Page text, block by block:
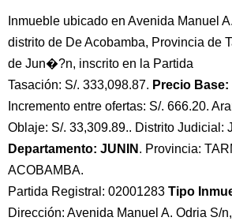
Inmueble ubicado en Avenida Manuel
distrito de De Acobamba, Provincia de
de Jun�?n, inscrito en la Partida
Tasación: S/. 333,098.87. Precio Base:
Incremento entre ofertas: S/. 666.20.
Oblaje: S/. 33,309.89.. Distrito Judicial:
Departamento: JUNIN . Provincia:
ACOBAMBA.
Partida Registral: 02001283 Tipo
Dirección: Avenida Manuel A. Odria S/